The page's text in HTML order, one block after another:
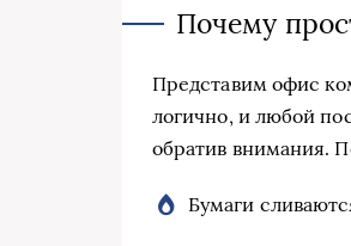
Почему
Представим офис
логично, и любой
обратив внимания.
Бумаги